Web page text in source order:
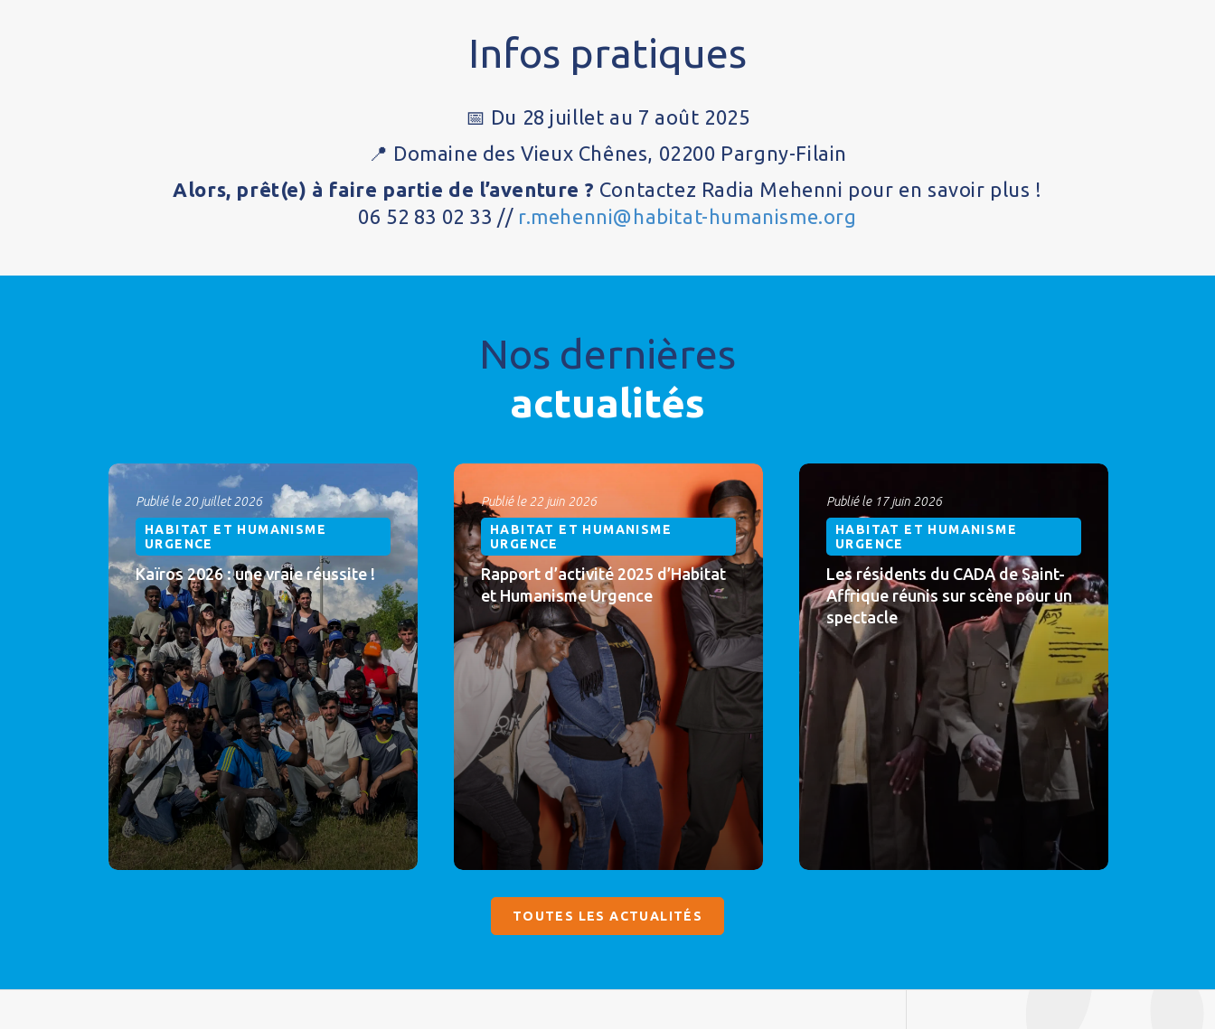
Infos pratiques
📅 Du 28 juillet au 7 août 2025
📍 Domaine des Vieux Chênes, 02200 Pargny-Filain
Alors, prêt(e) à faire partie de l’aventure ? Contactez Radia Mehenni pour en savoir plus !
06 52 83 02 33 // r.mehenni@habitat-humanisme.org
Nos dernières
actualités
Publié le 20 juillet 2026
HABITAT ET HUMANISME
URGENCE
Kaïros 2026 : une vraie réussite !
Publié le 22 juin 2026
HABITAT ET HUMANISME
URGENCE
Rapport d’activité 2025 d’Habitat
et Humanisme Urgence
Publié le 17 juin 2026
HABITAT ET HUMANISME
URGENCE
Les résidents du CADA de Saint-
Affrique réunis sur scène pour un
spectacle
TOUTES LES ACTUALITÉS